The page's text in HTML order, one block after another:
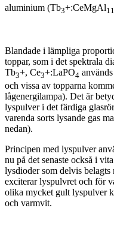
aluminium (Tb3+:CeMgAl11
Blandade i lämpliga
toppar, som i det spektrala
Tb3+, Ce3+:LaPO4
och vissa av topparna
lågenergilampa). Det är
lyspulver i det färdiga
varenda sorts lysande gas
nedan).
Principen med lyspulver
nu på det senaste också i
lysdioder som delvis
exciterar lyspulvret och för
olika mycket gult lyspulver
och varmvit.